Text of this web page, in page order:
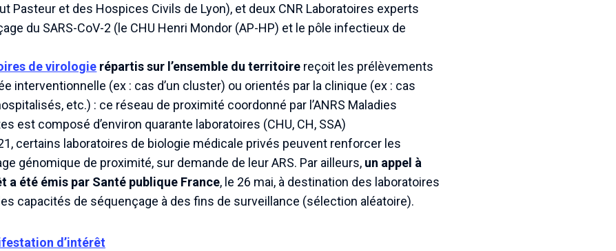
Pasteur et des Hospices Civils de Lyon), et deux CNR Laboratoires experts
du SARS-CoV-2 (le CHU Henri Mondor (AP-HP) et le pôle infectieux de
de virologie répartis sur l’ensemble du territoire reçoit les prélèvements
interventionnelle (ex : cas d’un cluster) ou orientés par la clinique (ex : cas
etc.) : ce réseau de proximité coordonné par l’ANRS Maladies
est composé d’environ quarante laboratoires (CHU, CH, SSA)
certains laboratoires de biologie médicale privés peuvent renforcer les
génomique de proximité, sur demande de leur ARS. Par ailleurs, un appel à
a été émis par Santé publique France, le 26 mai, à destination des laboratoires
capacités de séquençage à des fins de surveillance (sélection aléatoire).
d’intérêt